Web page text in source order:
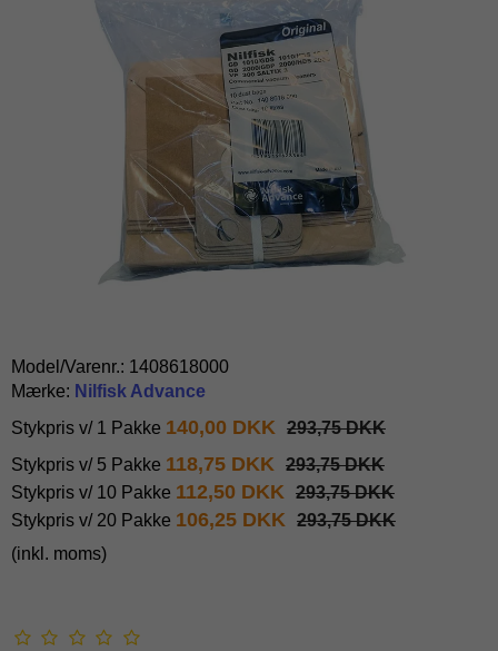
Model/Varenr.: 1408618000
Mærke: Nilfisk Advance
Stykpris v/ 1 Pakke 140,00 DKK 293,75 DKK
Stykpris v/ 5 Pakke 118,75 DKK 293,75 DKK
Stykpris v/ 10 Pakke 112,50 DKK 293,75 DKK
Stykpris v/ 20 Pakke 106,25 DKK 293,75 DKK
(inkl. moms)